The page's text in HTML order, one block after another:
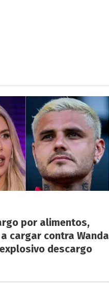
por alimentos,
cargar contra Wanda
descargo